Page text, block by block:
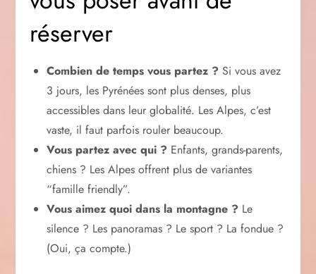
réserver
Combien de temps vous partez ? Si vous avez
3 jours, les Pyrénées sont plus denses, plus
accessibles dans leur globalité. Les Alpes, c’est
vaste, il faut parfois rouler beaucoup.
Vous partez avec qui ? Enfants, grands-parents,
chiens ? Les Alpes offrent plus de variantes
“famille friendly”.
Vous aimez quoi dans la montagne ? Le
silence ? Les panoramas ? Le sport ? La fondue ?
(Oui, ça compte.)